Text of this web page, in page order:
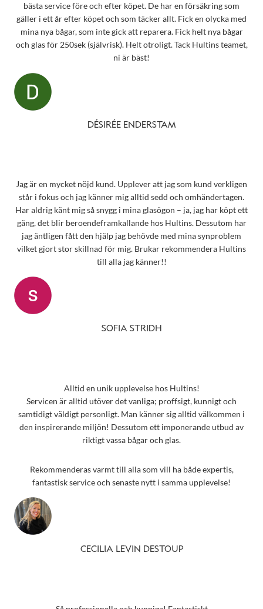
bästa service före och efter köpet. De har en försäkring som
gäller i ett år efter köpet och som täcker allt. Fick en olycka med
mina nya bågar, som inte gick att reparera. Fick helt nya bågar
och glas för 250sek (självrisk). Helt otroligt. Tack Hultins teamet,
ni är bäst!
DÉSIRÉE ENDERSTAM
Jag är en mycket nöjd kund. Upplever att jag som kund verkligen
står i fokus och jag känner mig alltid sedd och omhändertagen.
Har aldrig känt mig så snygg i mina glasögon – ja, jag har köpt ett
gäng, det blir beroendeframkallande hos Hultins. Dessutom har
jag äntligen fått den hjälp jag behövde med mina synproblem
vilket gjort stor skillnad för mig. Brukar rekommendera Hultins
till alla jag känner!!
SOFIA STRIDH
Alltid en unik upplevelse hos Hultins!
Servicen är alltid utöver det vanliga; proffsigt, kunnigt och
samtidigt väldigt personligt. Man känner sig alltid välkommen i
den inspirerande miljön! Dessutom ett imponerande utbud av
riktigt vassa bågar och glas.
Rekommenderas varmt till alla som vill ha både expertis,
fantastisk service och senaste nytt i samma upplevelse!
CECILIA LEVIN DESTOUP